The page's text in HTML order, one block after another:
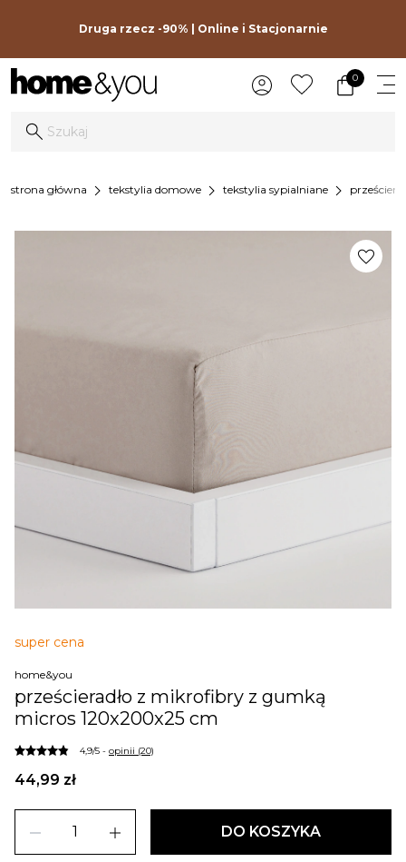
Druga rzecz -90% | Online i Stacjonarnie
0
strona główna chevron_right tekstylia domowe chevron_right tekstylia sypialniane chevron_right
super cena
home&you
prześcieradło z mikrofibry z gumką
micros 120x200x25 cm
4,9/5 - opinii (20)
44,99 zł
remove add DO KOSZYKA
favorite